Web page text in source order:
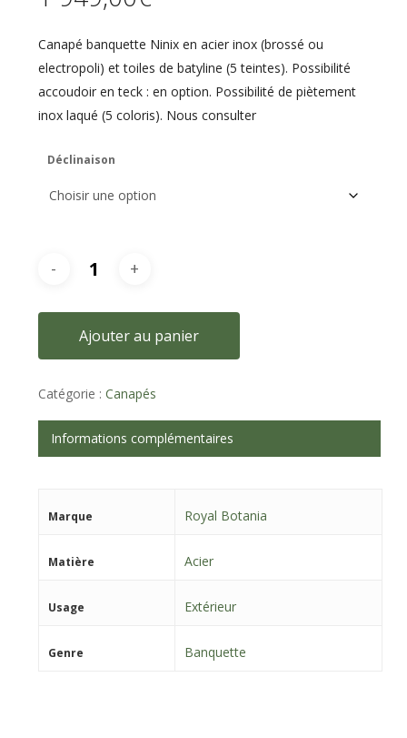
Canapé banquette Ninix en acier inox (brossé ou
electropoli) et toiles de batyline (5 teintes). Possibilité
accoudoir en teck : en option. Possibilité de piètement
inox laqué (5 coloris). Nous consulter
Déclinaison
Ajouter au panier
Catégorie : Canapés
Informations complémentaires
Marque Royal Botania
Matière Acier
Usage Extérieur
Genre Banquette